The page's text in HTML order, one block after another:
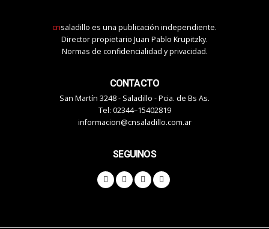
cnsaladillo es una publicación independiente.
Director propietario Juan Pablo Krupitzky.
Normas de confidencialidad y privacidad.
CONTACTO
San Martín 3248 - Saladillo - Pcia. de Bs As.
Tel: 02344–15402819
informacion@cnsaladillo.com.ar
SEGUINOS